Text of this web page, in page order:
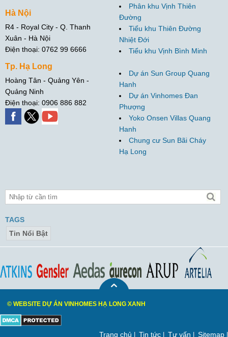
Hà Nội
R4 - Royal City - Q. Thanh
Xuân - Hà Nội
Điện thoại: 0762 99 6666
Tp. Hạ Long
Hoàng Tân - Quảng Yên -
Quảng Ninh
Điện thoại: 0906 886 882
Phân khu Vịnh Thiên
Đường
Tiểu khu Thiên Đường
Nhiệt Đới
Tiểu khu Vịnh Bình Minh
Dự án Sun Group Quang
Hanh
Dự án Vinhomes Đan
Phượng
Yoko Onsen Villas Quang
Hanh
Chung cư Sun Bãi Cháy
Hạ Long
TAGS
Tin Nổi Bật
© WEBSITE DỰ ÁN VINHOMES HẠ LONG XANH
Trang chủ Tin tức Tư vấn Sitemap